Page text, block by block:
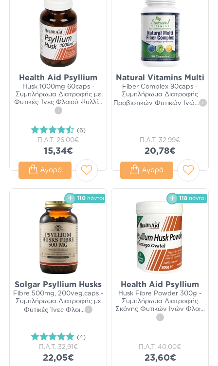
Health Aid Psyllium
Husk 1000mg 60caps -
Συμπλήρωμα Διατροφής με
Φυτικές Ίνες Φλοιού Ψυλλί...
i
(6)
Π.Λ.Τ. 26,00€
15,34€
Αγορά
Natural Vitamins Multi
Fiber Complex 90caps -
Συμπλήρωμα Διατροφής
Προβιοτικών Φυτικών Ινώ... i
Π.Λ.Τ. 32,99€
20,78€
Αγορά
110 πόντοι
Solgar Psyllium Husks
Fibre 500mg, 200veg.caps -
Συμπλήρωμα Διατροφής με
Φυτικές Ίνες Φλοι... i
(4)
Π.Λ.Τ. 32,91€
22,05€
118 πόντοι
Health Aid Psyllium
Husk Fibre Powder 300g -
Συμπλήρωμα Διατροφής
Σκόνης Φυτικών Ινών Φλοι...
i
Π.Λ.Τ. 40,00€
23,60€